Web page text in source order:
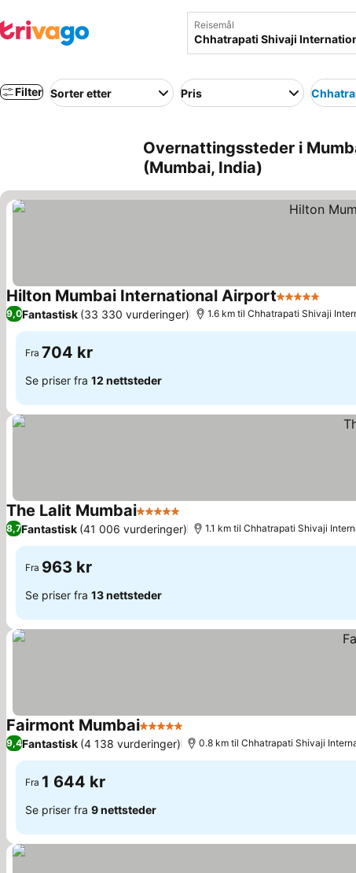
Reisemål
Filter Sorter etter Pris
Overnattingssteder i
(Mumbai, India)
Hilton Mumbai International Airport5 Stjerner
9,0Fantastisk (33 330 vurderinger) 1.6 km til Chhatrapati Shivaji
Fra 704 kr
Se priser fra 12 nettsteder
The Lalit Mumbai5 Stjerner Se priser
8,7Fantastisk (41 006 vurderinger) 1.1 km til Chhatrapati Shivaji
Fra 963 kr
Se priser fra 13 nettsteder
Fairmont Mumbai5 StjernerSe priser
9,4Fantastisk (4 138 vurderinger) 0.8 km til Chhatrapati Shivaji
Fra 1 644 kr
Se priser fra 9 nettsteder